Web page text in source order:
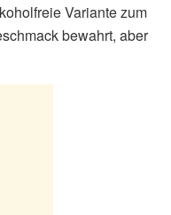
Variante zum
bewahrt, aber